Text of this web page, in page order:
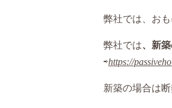
弊社では、お
弊社では、新
⇨https://
新築の場合は